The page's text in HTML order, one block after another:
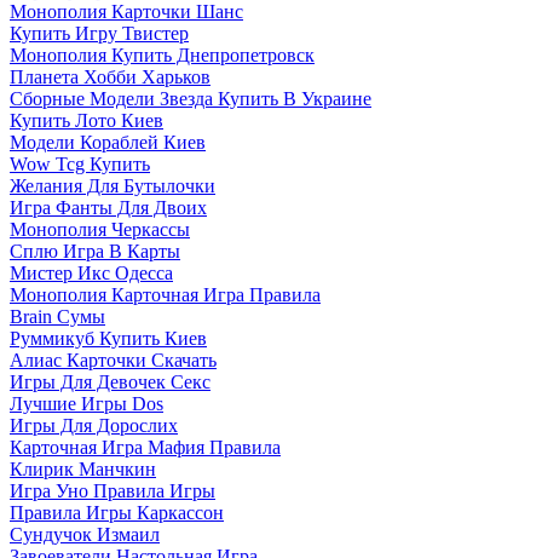
Монополия Карточки Шанс
Купить Игру Твистер
Монополия Купить Днепропетровск
Планета Хобби Харьков
Сборные Модели Звезда Купить В Украине
Купить Лото Киев
Модели Кораблей Киев
Wow Tcg Купить
Желания Для Бутылочки
Игра Фанты Для Двоих
Монополия Черкассы
Сплю Игра В Карты
Мистер Икс Одесса
Монополия Карточная Игра Правила
Brain Сумы
Руммикуб Купить Киев
Алиас Карточки Скачать
Игры Для Девочек Секс
Лучшие Игры Dos
Игры Для Дорослих
Карточная Игра Мафия Правила
Клирик Манчкин
Игра Уно Правила Игры
Правила Игры Каркассон
Сундучок Измаил